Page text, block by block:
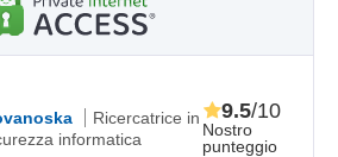
Ricercatrice in
informatica
Nostro
punteggio
9.5/10